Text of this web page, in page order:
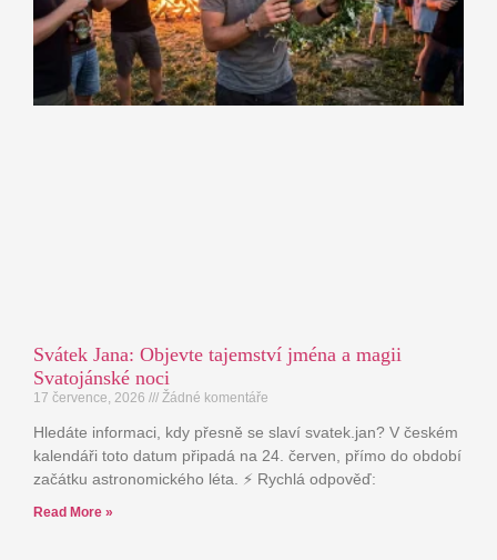
Svátek Jana: Objevte tajemství jména a magii
Svatojánské noci
17 července, 2026 Žádné komentáře
Hledáte informaci, kdy přesně se slaví svatek.jan? V českém
kalendáři toto datum připadá na 24. červen, přímo do období
začátku astronomického léta. ⚡ Rychlá odpověď:
Read More »